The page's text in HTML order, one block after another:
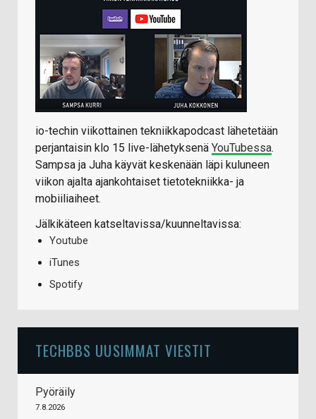
io-techin viikottainen tekniikkapodcast lähetetään
perjantaisin klo 15 live-lähetyksenä YouTubessa.
Sampsa ja Juha käyvät keskenään läpi kuluneen
viikon ajalta ajankohtaiset tietotekniikka- ja
mobiiliaiheet.
Jälkikäteen katseltavissa/kuunneltavissa:
Youtube
iTunes
Spotify
TECHBBS UUSIMMAT VIESTIT
Pyöräily
7.8.2026